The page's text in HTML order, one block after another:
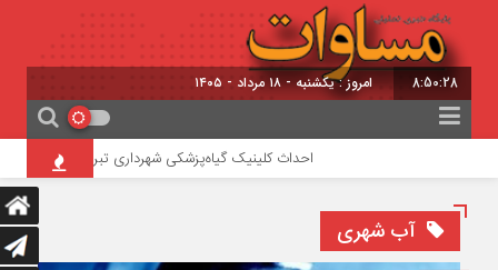
8:50:29 امروز : یکشنبه - ۱۸ مرداد - ۱۴۰۵
احداث کلینیک گیاه‌پزشکی شهرداری تبریز در تفرجگاه
آب شهری